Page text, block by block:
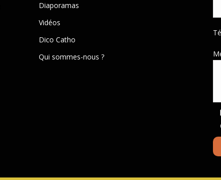
Diaporamas
Vidéos
Dico Catho
Qui sommes-nous ?